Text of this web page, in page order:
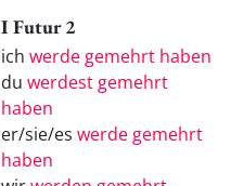
I Futur 2
ich werde gemehrt haben
du werdest gemehrt
haben
er/sie/es werde gemehrt
haben